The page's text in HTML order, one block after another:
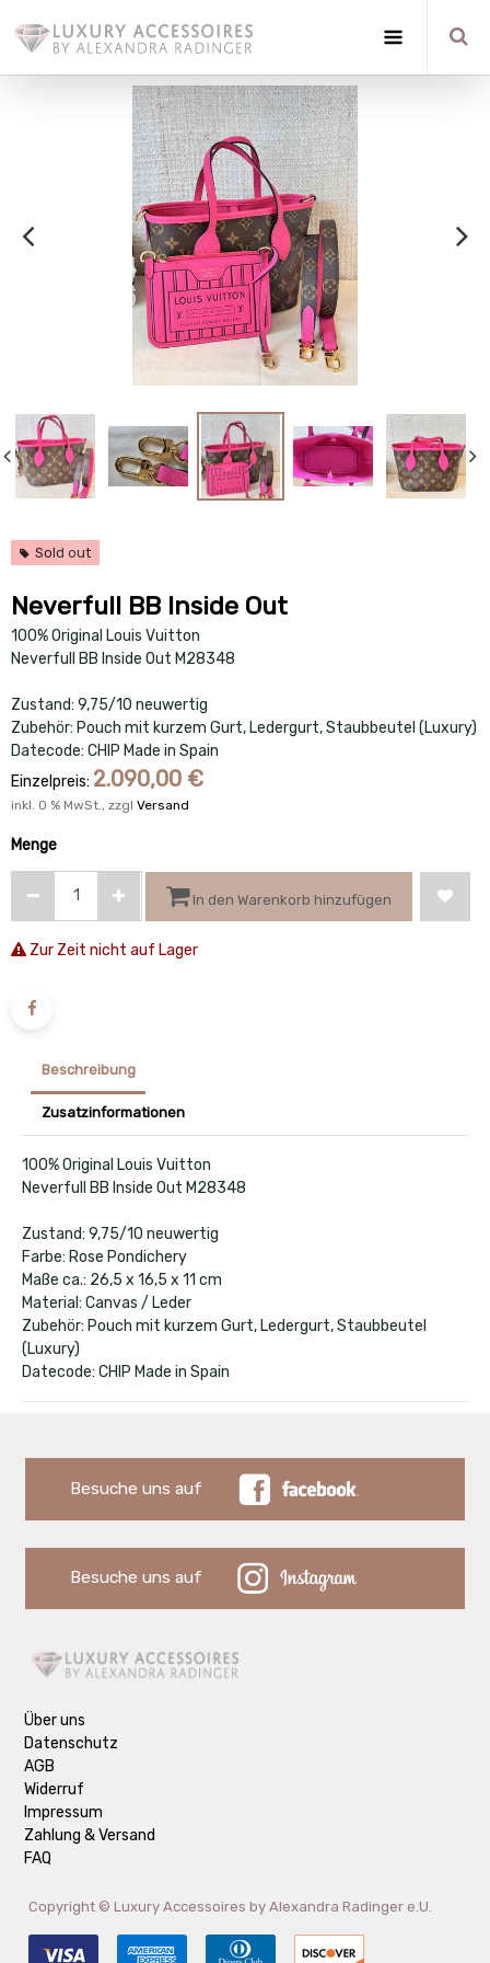
Sold out
Neverfull BB Inside Out
100% Original Louis Vuitton
Neverfull BB Inside Out M28348
Zustand: 9,75/10 neuwertig
Zubehör: Pouch mit kurzem Gurt, Ledergurt, Staubbeutel (Luxury)
Datecode: CHIP Made in Spain
Einzelpreis: 2.090,00 €
inkl. 0 % MwSt., zzgl Versand
Menge
In den Warenkorb hinzufügen
Zur Zeit nicht auf Lager
Beschreibung
Zusatzinformationen
100% Original Louis Vuitton
Neverfull BB Inside Out M28348
Zustand: 9,75/10 neuwertig
Farbe: Rose Pondichery
Maße ca.: 26,5 x 16,5 x 11 cm
Material: Canvas / Leder
Zubehör: Pouch mit kurzem Gurt, Ledergurt, Staubbeutel
(Luxury)
Datecode: CHIP Made in Spain
Besuche uns auf
Besuche uns auf
Über uns
Datenschutz
AGB
Widerruf
Impressum
Zahlung & Versand
FAQ
Copyright © Luxury Accessoires by Alexandra Radinger e.U.